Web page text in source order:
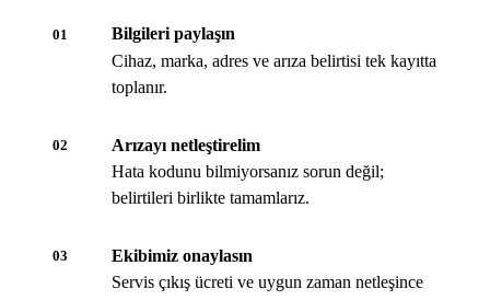
01
Bilgileri paylaşın
Cihaz, marka, adres ve arıza belirtisi tek kayıtta
toplanır.
02
Arızayı netleştirelim
Hata kodunu bilmiyorsanız sorun değil;
belirtileri birlikte tamamlarız.
03
Ekibimiz onaylasın
Servis çıkış ücreti ve uygun zaman netleşince